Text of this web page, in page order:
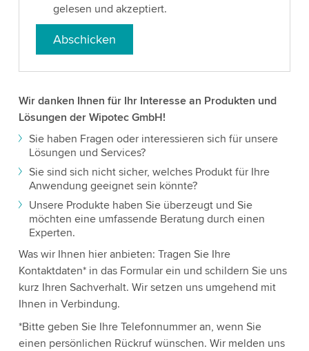
gelesen und akzeptiert.
Abschicken
Wir danken Ihnen für Ihr Interesse an Produkten und
Lösungen der Wipotec GmbH!
Sie haben Fragen oder interessieren sich für unsere
Lösungen und Services?
Sie sind sich nicht sicher, welches Produkt für Ihre
Anwendung geeignet sein könnte?
Unsere Produkte haben Sie überzeugt und Sie
möchten eine umfassende Beratung durch einen
Experten.
Was wir Ihnen hier anbieten: Tragen Sie Ihre
Kontaktdaten* in das Formular ein und schildern Sie uns
kurz Ihren Sachverhalt. Wir setzen uns umgehend mit
Ihnen in Verbindung.
*Bitte geben Sie Ihre Telefonnummer an, wenn Sie
einen persönlichen Rückruf wünschen. Wir melden uns